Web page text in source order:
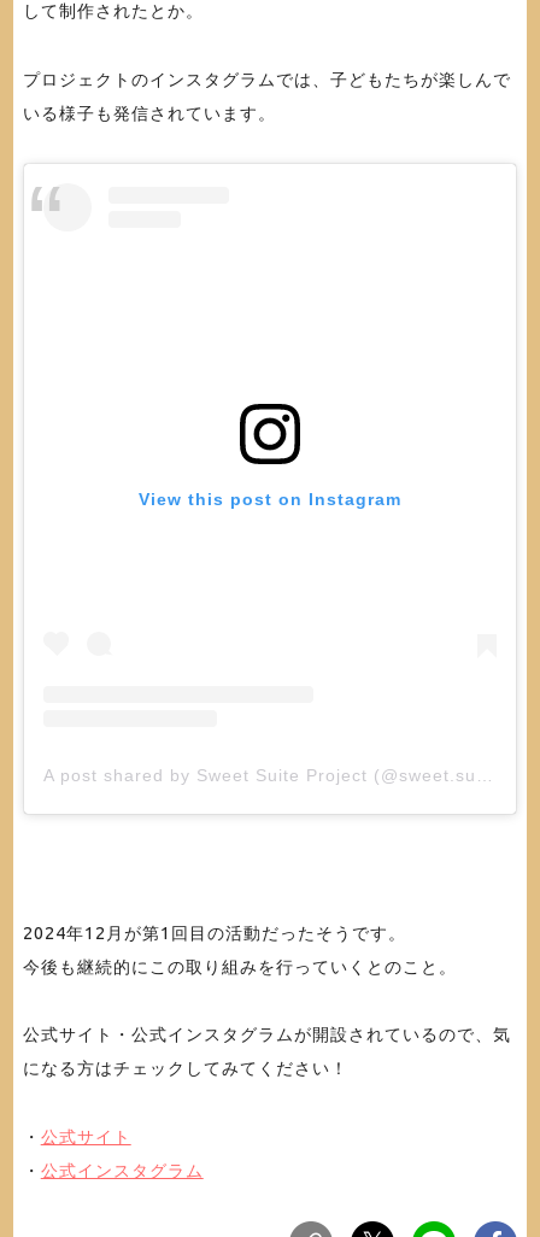
して制作されたとか。
プロジェクトのインスタグラムでは、子どもたちが楽しんで
いる様子も発信されています。
View this post on Instagram
2024年12月が第1回目の活動だったそうです。
今後も継続的にこの取り組みを行っていくとのこと。
公式サイト・公式インスタグラムが開設されているので、気
になる方はチェックしてみてください！
・ 公式サイト
・ 公式インスタグラム